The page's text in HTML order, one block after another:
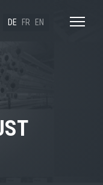
DE FR EN